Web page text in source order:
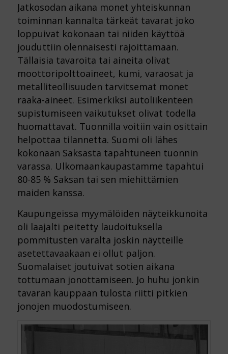
Jatkosodan aikana monet yhteiskunnan
toiminnan kannalta tärkeät tavarat joko
loppuivat kokonaan tai niiden käyttöä
jouduttiin olennaisesti rajoittamaan.
Tällaisia tavaroita tai aineita olivat
moottoripolttoaineet, kumi, varaosat ja
metalliteollisuuden tarvitsemat monet
raaka-aineet. Esimerkiksi autoliikenteen
supistumiseen vaikutukset olivat todella
huomattavat. Tuonnilla voitiin vain osittain
helpottaa tilannetta. Suomi oli lähes
kokonaan Saksasta tapahtuneen tuonnin
varassa. Ulkomaankaupastamme tapahtui
80-85 % Saksan tai sen miehittämien
maiden kanssa.
Kaupungeissa myymälöiden näyteikkunoita
oli laajalti peitetty laudoituksella
pommitusten varalta joskin näytteille
asetettavaakaan ei ollut paljon.
Suomalaiset joutuivat sotien aikana
tottumaan jonottamiseen. Jo huhu jonkin
tavaran kauppaan tulosta riitti pitkien
jonojen muodostumiseen.